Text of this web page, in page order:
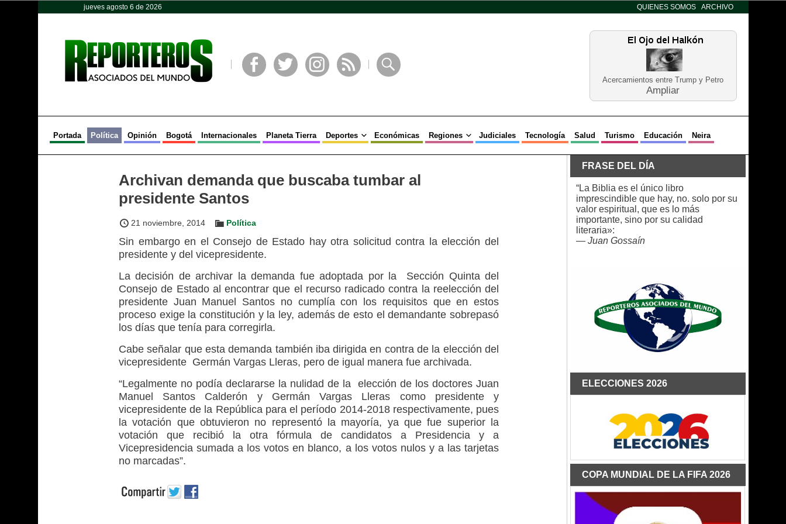
jueves agosto 6 de 2026 QUIENES SOMOS ARCHIVO
Acercamientos entre Trump y Petro
Ampliar
Portada Política Opinión Bogotá Internacionales Planeta Tierra Deportes Económicas Regiones Judiciales Tecnología Salud Turismo Educación Neira
Archivan demanda que buscaba tumbar al
presidente Santos
21 noviembre, 2014 Política
Sin embargo en el Consejo de Estado hay otra solicitud contra la elección del
presidente y del vicepresidente.
La decisión de archivar la demanda fue adoptada por la Sección Quinta del
Consejo de Estado al encontrar que el recurso radicado contra la reelección del
presidente Juan Manuel Santos no cumplía con los requisitos que en estos
proceso exige la constitución y la ley, además de esto el demandante sobrepasó
los días que tenía para corregirla.
Cabe señalar que esta demanda también iba dirigida en contra de la elección del
vicepresidente Germán Vargas Lleras, pero de igual manera fue archivada.
“Legalmente no podía declararse la nulidad de la elección de los doctores Juan
Manuel Santos Calderón y Germán Vargas Lleras como presidente y
vicepresidente de la República para el período 2014-2018 respectivamente, pues
la votación que obtuvieron no representó la mayoría, ya que fue superior la
votación que recibió la otra fórmula de candidatos a Presidencia y a
Vicepresidencia sumada a los votos en blanco, a los votos nulos y a las tarjetas
no marcadas”.
FRASE DEL DÍA
“La Biblia es el único libro
imprescindible que hay, no. solo por su
valor espiritual, que es lo más
importante, sino por su calidad
literaria»:
— Juan Gossaín
ELECCIONES 2026
COPA MUNDIAL DE LA FIFA 2026
Opinión Política